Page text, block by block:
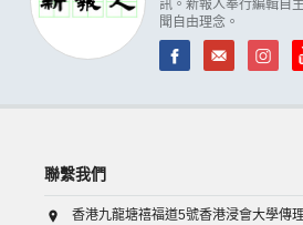
訊。新報人奉行編輯自
聞自由理念。
聯繫我們
香港九龍塘禧福道5號香港浸會大學傳